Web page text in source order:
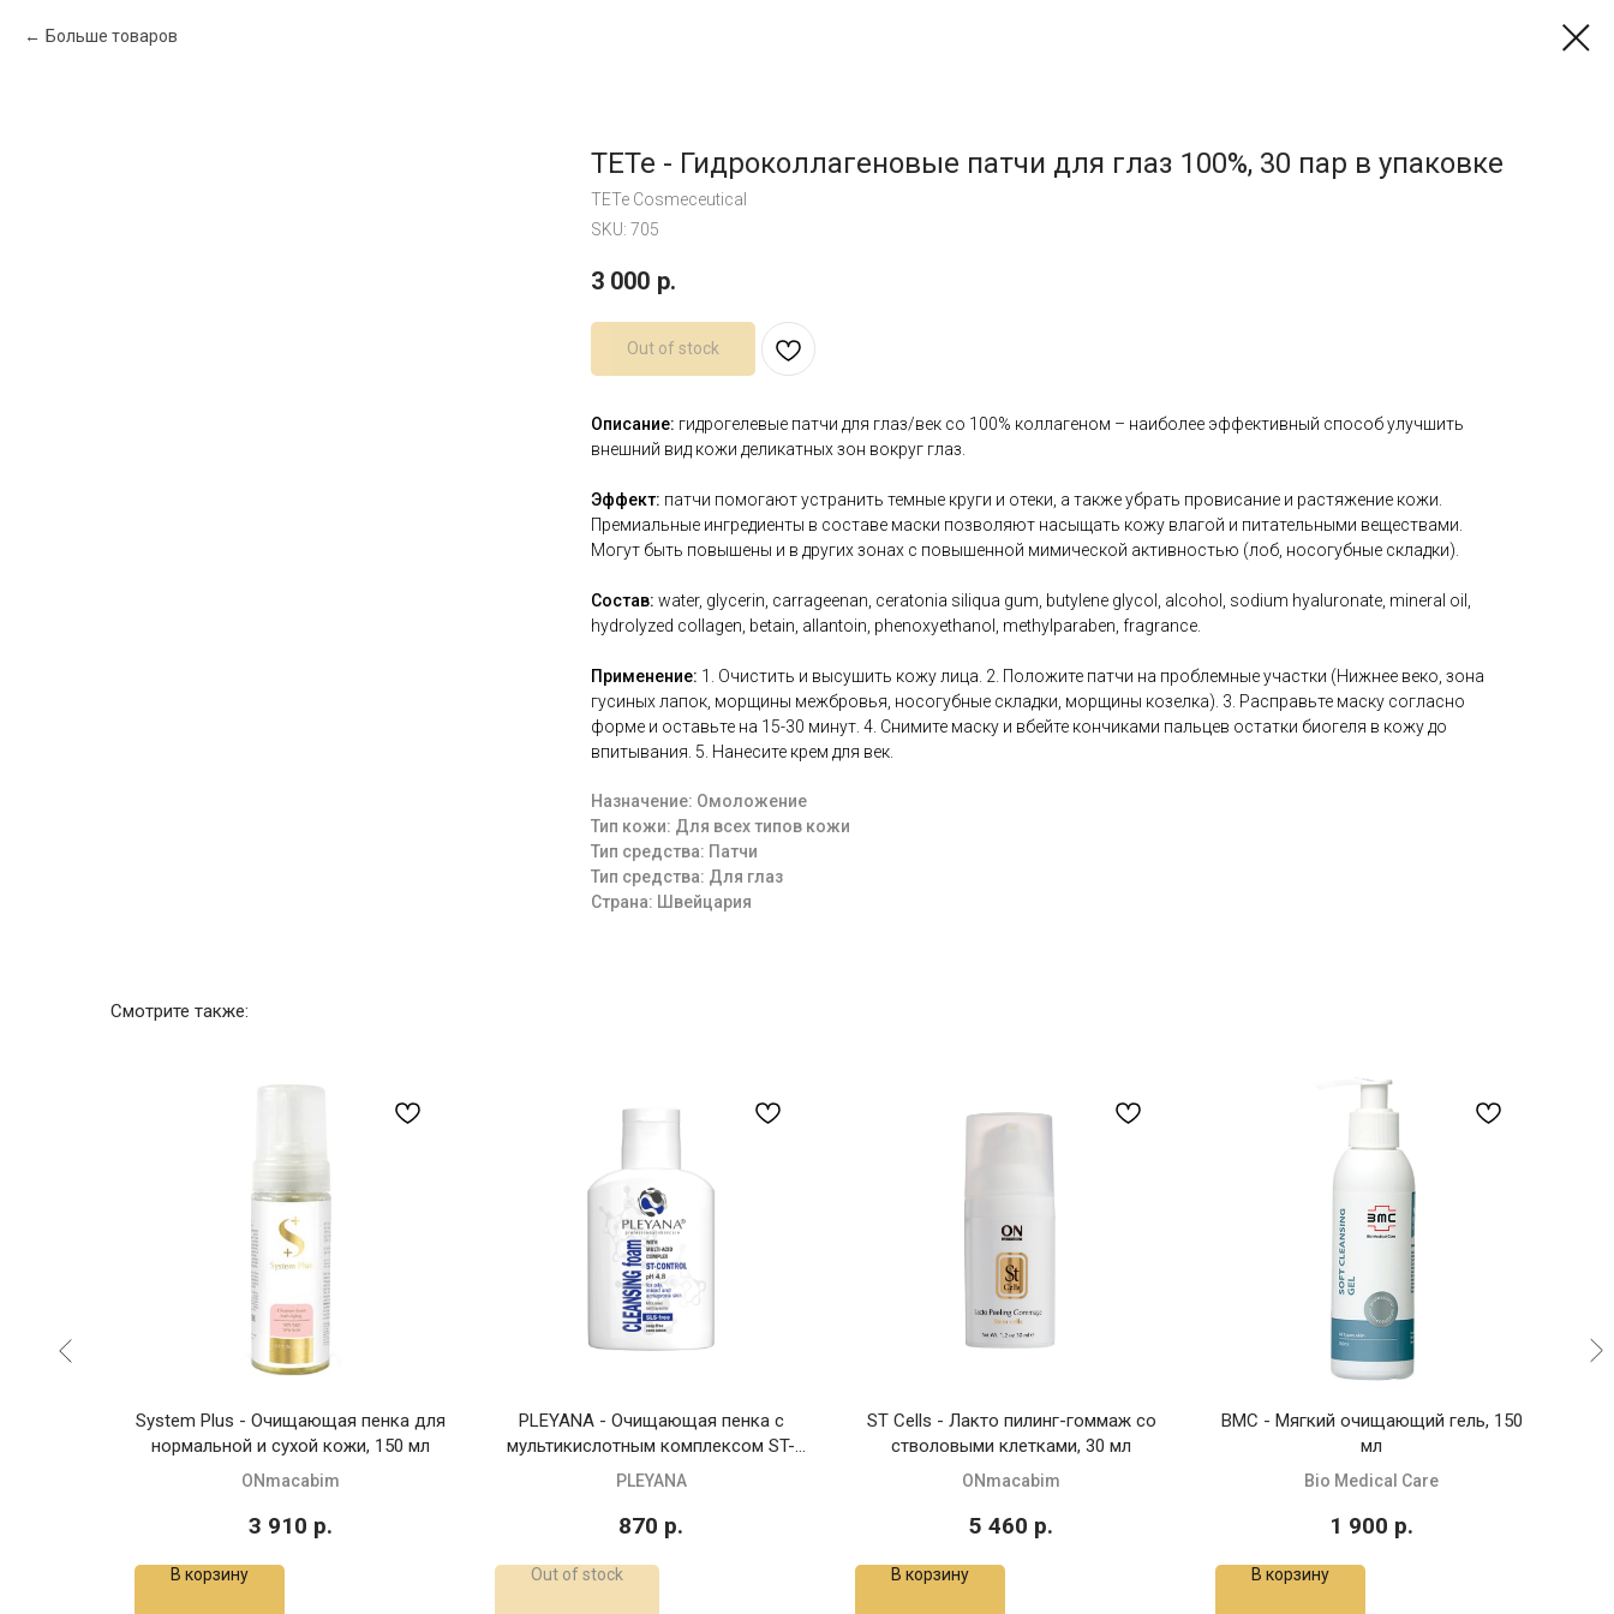
Больше товаров
TETe - Гидроколлагеновые патчи для глаз 100%, 30 пар в упаковке
TETe Cosmeceutical
SKU: 705
3 000 р.
Out of stock
Описание: гидрогелевые патчи для глаз/век со 100% коллагеном – наиболее эффективный способ улучшить
внешний вид кожи деликатных зон вокруг глаз.
Эффект: патчи помогают устранить темные круги и отеки, а также убрать провисание и растяжение кожи.
Премиальные ингредиенты в составе маски позволяют насыщать кожу влагой и питательными веществами.
Могут быть повышены и в других зонах с повышенной мимической активностью (лоб, носогубные складки).
Состав: water, glycerin, carrageenan, ceratonia siliqua gum, butylene glycol, alcohol, sodium hyaluronate, mineral oil,
hydrolyzed collagen, betain, allantoin, phenoxyethanol, methylparaben, fragrance.
Применение: 1. Очистить и высушить кожу лица. 2. Положите патчи на проблемные участки (Нижнее веко, зона
гусиных лапок, морщины межбровья, носогубные складки, морщины козелка). 3. Расправьте маску согласно
форме и оставьте на 15-30 минут. 4. Снимите маску и вбейте кончиками пальцев остатки биогеля в кожу до
впитывания. 5. Нанесите крем для век.
Назначение: Омоложение
Тип кожи: Для всех типов кожи
Тип средства: Патчи
Тип средства: Для глаз
Страна: Швейцария
Смотрите также:
System Plus - Очищающая пенка для
нормальной и сухой кожи, 150 мл
ONmacabim
3 910 р.
В корзину
PLEYANA - Очищающая пенка с
мультикислотным комплексом ST-
CONTROL, 75 мл
PLEYANA
870 р.
Out of stock
ST Cells - Лакто пилинг-гоммаж со
стволовыми клетками, 30 мл
ONmacabim
5 460 р.
В корзину
BMC - Мягкий очищающий гель, 150
мл
Bio Medical Care
1 900 р.
В корзину